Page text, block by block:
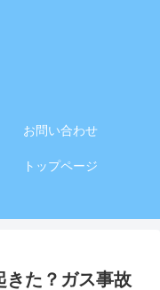
お問い合わせ
トップページ
きた？ガス事故